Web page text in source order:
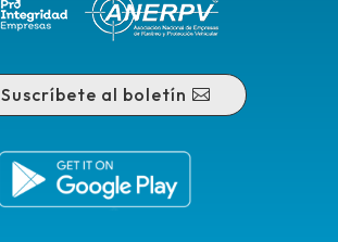
Suscríbete al boletín